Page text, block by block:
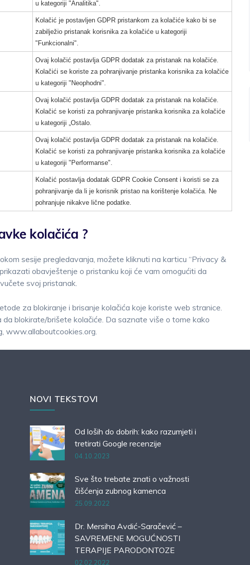
u kategoriji "Analitika".
Kolačić je postavljen GDPR pristankom za kolačiće kako bi se
zabilježio pristanak korisnika za kolačiće u kategoriji
"Funkcionalni".
Ovaj kolačić postavlja GDPR dodatak za pristanak na kolačiće.
Kolačići se koriste za pohranjivanje pristanka korisnika za kolačiće
u kategoriji "Neophodni".
Ovaj kolačić postavlja GDPR dodatak za pristanak na kolačiće.
Kolačić se koristi za pohranjivanje pristanka korisnika za kolačiće
u kategoriji „Ostalo.
Ovaj kolačić postavlja GDPR dodatak za pristanak na kolačiće.
Kolačić se koristi za pohranjivanje pristanka korisnika za kolačiće
u kategoriji "Performanse".
Kolačić postavlja dodatak GDPR Cookie Consent i koristi se za
pohranjivanje da li je korisnik pristao na korištenje kolačića. Ne
pohranjuje nikakve lične podatke.
kolačića ?
sesije pregledavanja, možete kliknuti na karticu “Privacy &
obavještenje o pristanku koji će vam omogućiti da
svoj pristanak.
za blokiranje i brisanje kolačića koje koriste web stranice.
blokirate/brišete kolačiće. Da saznate više o tome kako
www.allaboutcookies.org.
NOVI TEKSTOVI
Od loših do dobrih: kako razumjeti i
tretirati Google recenzije
04.10.2023
Sve što trebate znati o važnosti
čišćenja zubnog kamenca
25.09.2022
Dr. Mersiha Avdić-Saračević –
SAVREMENE MOGUĆNOSTI
TERAPIJE PARODONTOZE
02.02.2022